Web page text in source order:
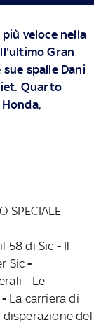
veloce nella
Gran
spalle Dani
Quarto
SPECIALE
58 di Sic - Il
Sic-
- Le
- La carriera di
del